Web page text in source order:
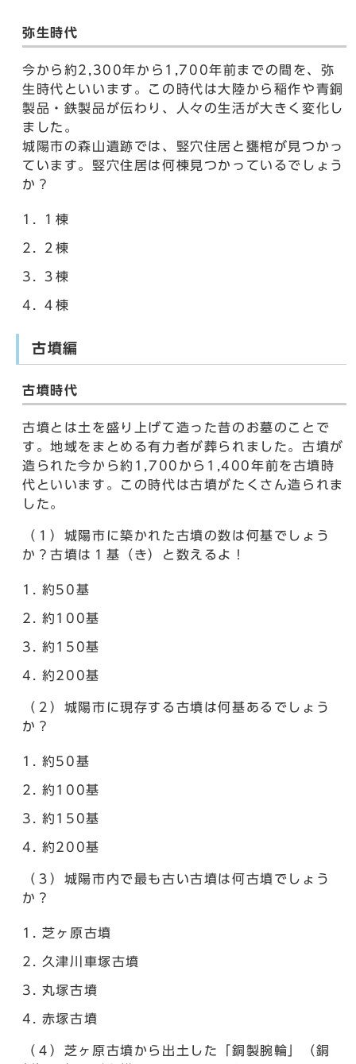
弥生時代
今から約2,300年から1,700年前までの間を、弥
生時代といいます。この時代は大陸から稲作や青銅
製品・鉄製品が伝わり、人々の生活が大きく変化し
ました。
城陽市の森山遺跡では、竪穴住居と甕棺が見つかっ
ています。竪穴住居は何棟見つかっているでしょう
か？
１棟
２棟
３棟
４棟
古墳編
古墳時代
古墳とは土を盛り上げて造った昔のお墓のことで
す。地域をまとめる有力者が葬られました。古墳が
造られた今から約1,700から1,400年前を古墳時
代といいます。この時代は古墳がたくさん造られま
した。
（１）城陽市に築かれた古墳の数は何基でしょう
か？古墳は１基（き）と数えるよ！
約50基
約100基
約150基
約200基
（２）城陽市に現存する古墳は何基あるでしょう
か？
約50基
約100基
約150基
約200基
（３）城陽市内で最も古い古墳は何古墳でしょう
か？
芝ヶ原古墳
久津川車塚古墳
丸塚古墳
赤塚古墳
（４）芝ヶ原古墳から出土した「銅製腕輪」（銅